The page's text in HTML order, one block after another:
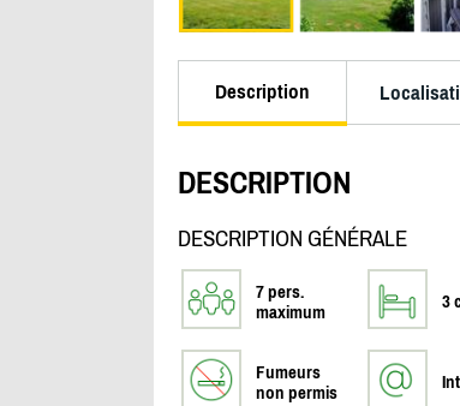
Description
DESCRIPTION
DESCRIPTION GÉNÉRALE
7 pers.
maximum
3
Fumeurs
non permis